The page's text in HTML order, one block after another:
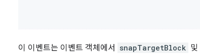
이 이벤트는 이벤트 객체에서 snapTargetBlock 및